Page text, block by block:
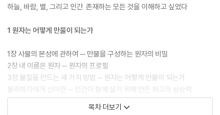
하늘, 바람, 별, 그리고 인간. 존재하는 모든 것을 이해하고 싶었다
1 원자는 어떻게 만물이 되는가
1장 사물의 본성에 관하여 ─ 만물을 구성하는 원자의 비밀
2장 내 이름은 원자 ─ 원자의 프로필
3장 물질을 만드는 세 가지 방법 ─ 원자는 어떻게 만물이 되는가
물리학자에게 신이란 ─ 인간이 함께 살기 위해 만든 최고의 상상력
목차 더보기